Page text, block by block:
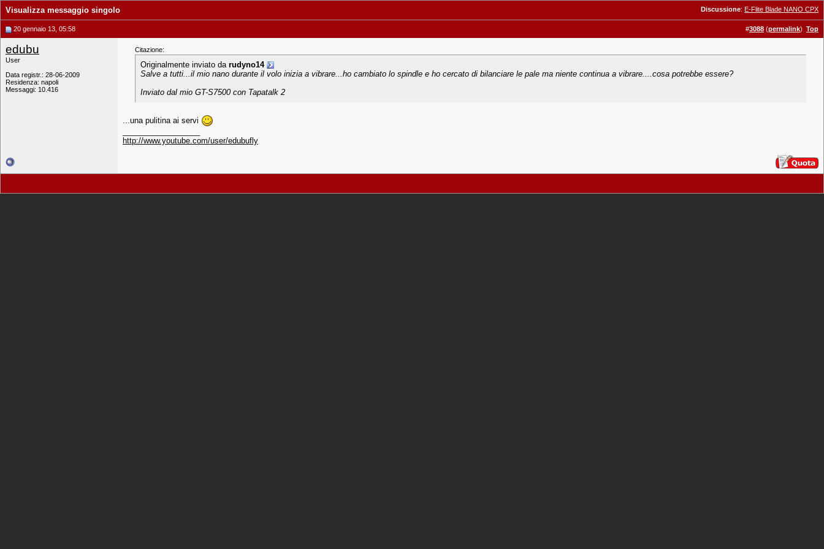
Discussione: E-Flite Blade NANO CPX
Visualizza messaggio singolo
20 gennaio 13, 05:58 #3088 (permalink) Top
edubu
User
Data registr.: 28-06-2009
Residenza: napoli
Messaggi: 10.416
Citazione:
Originalmente inviato da rudyno14
Salve a tutti...il mio nano durante il volo inizia a vibrare...ho cambiato lo spindle e ho cercato di bilanciare le pale ma niente continua a vibrare....cosa potrebbe essere?
Inviato dal mio GT-S7500 con Tapatalk 2
...una pulitina ai servi
http://www.youtube.com/user/edubufly